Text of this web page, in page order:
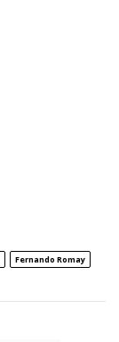
Fernando Romay